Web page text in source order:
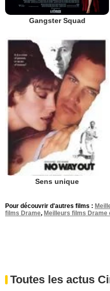
Gangster Squad
Sens unique
Pour découvrir d'autres films :
films Drame, Meilleurs films Drame
Toutes les actus